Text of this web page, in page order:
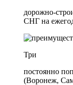
дорожно-
СНГ на
Три
постоянно
(Воронеж,